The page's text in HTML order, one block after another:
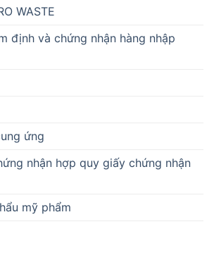
WASTE
định và chứng nhận hàng nhập
ứng
nhận hợp quy giấy chứng nhận
mỹ phẩm